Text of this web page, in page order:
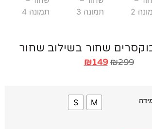
שחור בשילוב שחור
₪
₪149
S